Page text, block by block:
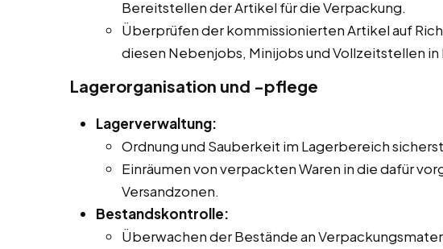
Bereitstellen der Artikel für die Verpackung.
Überprüfen der kommissionierten Artikel auf
diesen Nebenjobs, Minijobs und Vollzeitstellen in
Lagerorganisation und -pflege
Lagerverwaltung:
Ordnung und Sauberkeit im Lagerbereich
Einräumen von verpackten Waren in die dafür
Versandzonen.
Bestandskontrolle:
Überwachen der Bestände an